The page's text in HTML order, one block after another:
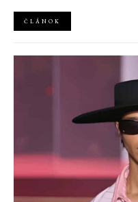
jeden druhého a vďaka
okraji spoločnosti priestor
ČLÁNOK